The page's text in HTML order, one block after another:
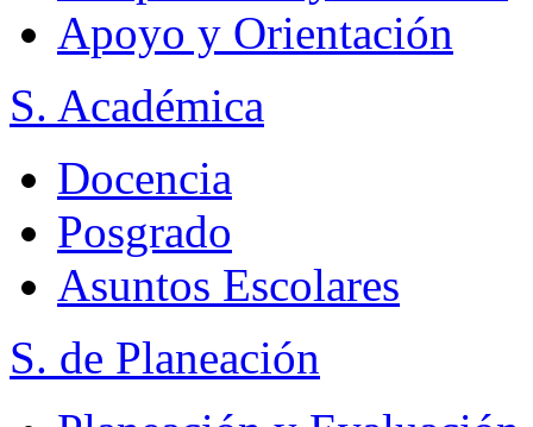
Apoyo y Orientación
S. Académica
Docencia
Posgrado
Asuntos Escolares
S. de Planeación